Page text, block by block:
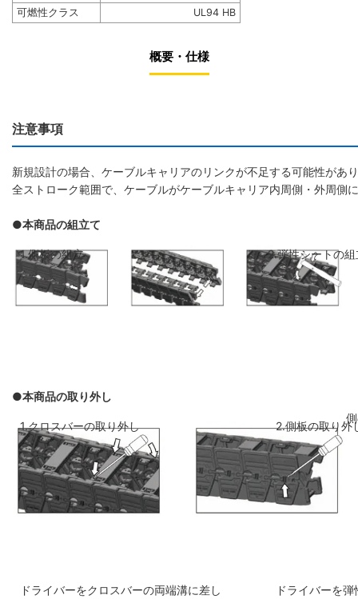
可燃性クラス
UL94 HB
概要・仕様
注意事項
新規設計の場合、ケーブルキャリアのリンクが不足する可能性が
全ストローク範囲で、ケーブルがケーブルキャリア内周側・外周側
●本商品の組立て
1.側板の組立 2.弾性シートの組
側板のリンクを斜めに前のリンクに差し
込み、はめ込みます
弾性シートを両
ください
●本商品の取り外し
1.クロスバーの取り外し 2.側板の取り外
ドライバーをクロスバーの両端溝に差し
ドライバーを